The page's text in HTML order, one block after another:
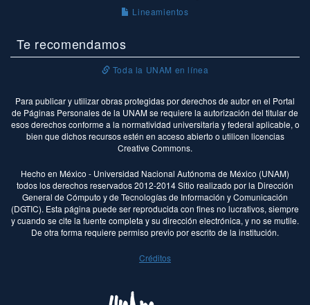
Lineamientos
Te recomendamos
Toda la UNAM en línea
Para publicar y utilizar obras protegidas por derechos de autor en el Portal
de Páginas Personales de la UNAM se requiere la autorización del titular de
esos derechos conforme a la normatividad universitaria y federal aplicable, o
bien que dichos recursos estén en acceso abierto o utilicen licencias
Creative Commons.
Hecho en México - Universidad Nacional Autónoma de México (UNAM)
todos los derechos reservados 2012-2014 Sitio realizado por la Dirección
General de Cómputo y de Tecnologías de Información y Comunicación
(DGTIC). Esta página puede ser reproducida con fines no lucrativos, siempre
y cuando se cite la fuente completa y su dirección electrónica, y no se mutile.
De otra forma requiere permiso previo por escrito de la institución.
Créditos